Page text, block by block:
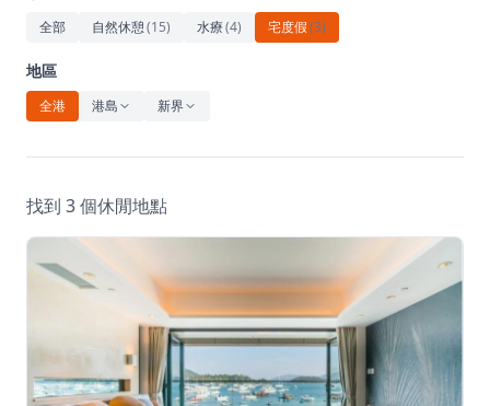
藝術文化
休閒
音樂
全部 自然休憩(15) 水療(4) 宅度假(3)
地區
全港 港島 新界
找到 3 個休閒地點